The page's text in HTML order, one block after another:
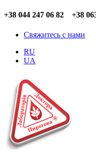
+38 044 247 06 82 +38
Свяжитесь с нами
RU
UA